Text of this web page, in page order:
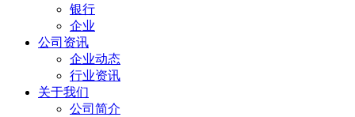
银行
企业
公司资讯
企业动态
行业资讯
关于我们
公司简介